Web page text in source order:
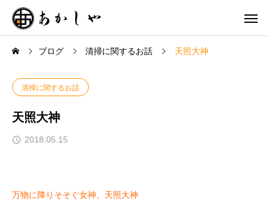
ブログ 清掃に関するお話 天照大神
清掃に関するお話
天照大神
2018.05.15
万物に降りそそぐ女神、天照大神